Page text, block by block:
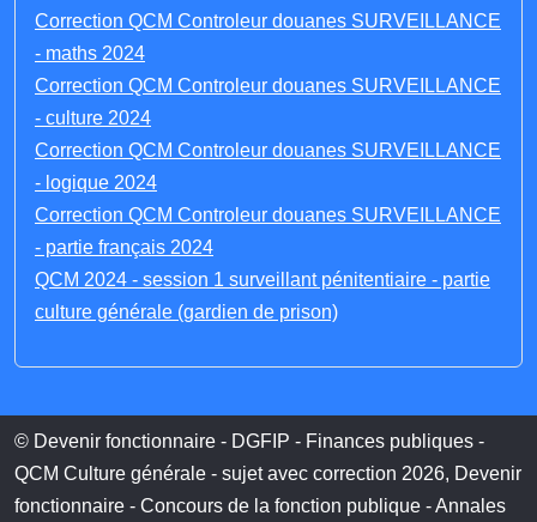
Correction QCM Controleur douanes SURVEILLANCE
- maths 2024
Correction QCM Controleur douanes SURVEILLANCE
- culture 2024
Correction QCM Controleur douanes SURVEILLANCE
- logique 2024
Correction QCM Controleur douanes SURVEILLANCE
- partie français 2024
QCM 2024 - session 1 surveillant pénitentiaire - partie
culture générale (gardien de prison)
© Devenir fonctionnaire - DGFIP - Finances publiques -
QCM Culture générale - sujet avec correction 2026, Devenir
fonctionnaire - Concours de la fonction publique - Annales